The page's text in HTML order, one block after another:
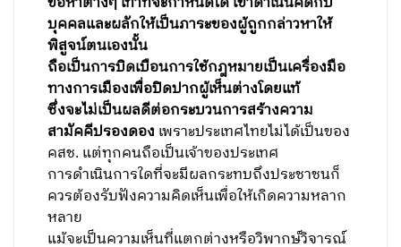
บุคคลและผลักให้เป็นภาระของผู้ถูกกล่าวหาให้
พิสูจน์ตนเองนั้น
ถือเป็นการบิดเบือนการใช้กฎหมายเป็นเครื่องมือ
ทางการเมืองเพื่อปิดปากผู้เห็นต่างโดยแท้
ซึ่งจะไม่เป็นผลดีต่อกระบวนการสร้างความ
สามัคคีปรองดอง เพราะประเทศไทยไม่ได้เป็นของ
คสช. แต่ทุกคนถือเป็นเจ้าของประเทศ
การดำเนินการใดที่จะมีผลกระทบถึงประชาชนก็
ควรต้องรับฟังความคิดเห็นเพื่อให้เกิดความหลาก
หลาย
แม้จะเป็นความเห็นที่แตกต่างหรือวิพากษ์วิจารณ์